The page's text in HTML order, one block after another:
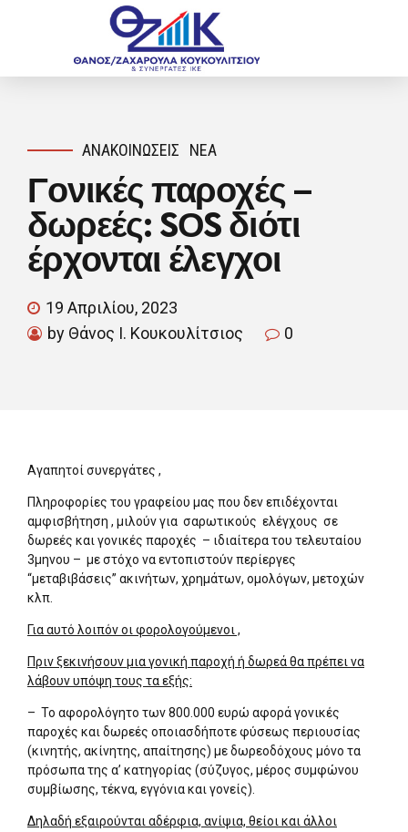
ΑΝΑΚΟΙΝΏΣΕΙΣ ΝΈΑ
Γονικές παροχές –
δωρεές: SΟS διότι
έρχονται έλεγχοι
19 Απριλίου, 2023
by Θάνος Ι. Κουκουλίτσιος
0
Αγαπητοί συνεργάτες ,
Πληροφορίες του γραφείου μας που δεν επιδέχονται
αμφισβήτηση , μιλούν για σαρωτικούς ελέγχους σε
δωρεές και γονικές παροχές – ιδιαίτερα του τελευταίου
3μηνου – με στόχο να εντοπιστούν περίεργες
“μεταβιβάσεις” ακινήτων, χρημάτων, ομολόγων, μετοχών
κλπ.
Για αυτό λοιπόν οι φορολογούμενοι ,
Πριν ξεκινήσουν μια γονική παροχή ή δωρεά θα πρέπει να
λάβουν υπόψη τους τα εξής:
– Το αφορολόγητο των 800.000 ευρώ αφορά γονικές
παροχές και δωρεές οποιασδήποτε φύσεως περιουσίας
(κινητής, ακίνητης, απαίτησης) με δωρεοδόχους μόνο τα
πρόσωπα της α’ κατηγορίας (σύζυγος, μέρος συμφώνου
συμβίωσης, τέκνα, εγγόνια και γονείς).
Δηλαδή εξαιρούνται αδέρφια, ανίψια, θείοι και άλλοι